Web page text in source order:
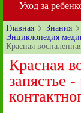
Уход за
Главная Знания
Энциклопедия
Красная
Красная
запястье -